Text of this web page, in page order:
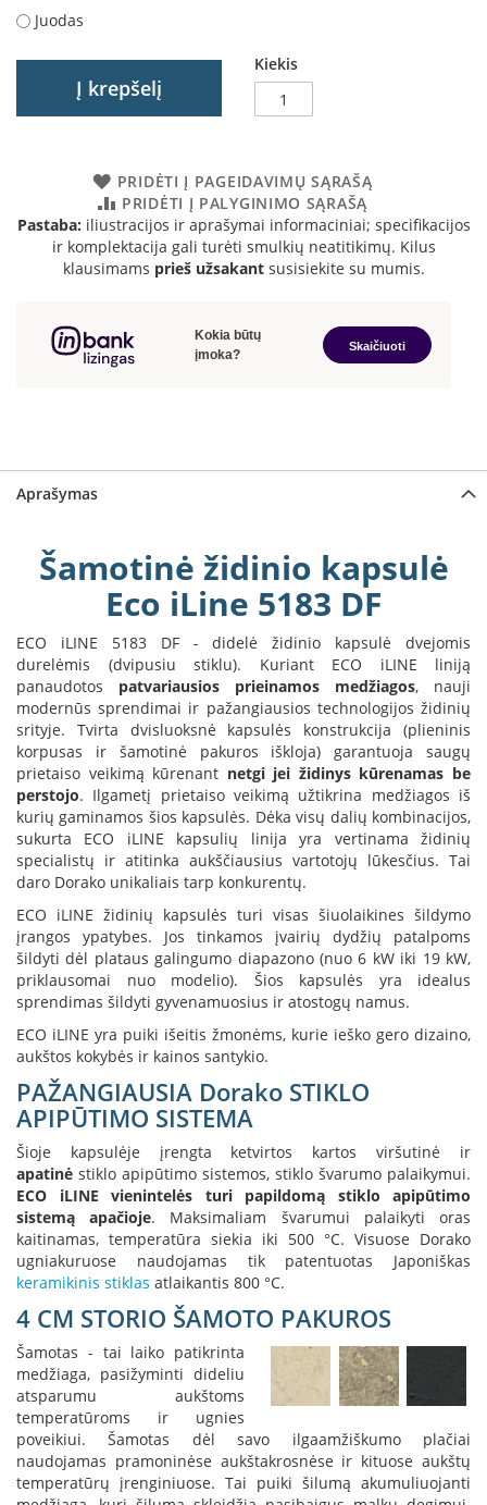
c
a
e
s
ø
i
H
e
t
a
E
l
e
k
t
r
i
n
i
a
i
ž
i
d
i
n
i
a
i
O
r
t
a
k
i
i
i
r
į
r
a
n
g
a
Juodas
Kiekis
Į krepšelį
PRIDĖTI Į PAGEIDAVIMŲ SĄRAŠĄ
PRIDĖTI Į PALYGINIMO SĄRAŠĄ
Pastaba: iliustracijos ir aprašymai informaciniai; specifikacijos
ir komplektacija gali turėti smulkių neatitikimų. Kilus
klausimams prieš užsakantsusisiekite su mumis.
Aprašymas
Šamotinė židinio kapsulė
Eco iLine 5183 DF
ECO iLINE 5183 DF - didelė židinio kapsulė dvejomis
durelėmis (dvipusiu stiklu). Kuriant ECO iLINE liniją
panaudotos patvariausios prieinamos medžiagos, nauji
modernūs sprendimai ir pažangiausios technologijos židinių
srityje. Tvirta dvisluoksnė kapsulės konstrukcija (plieninis
korpusas ir šamotinė pakuros iškloja) garantuoja saugų
prietaiso veikimą kūrenant netgi jei židinys kūrenamas be
perstojo. Ilgametį prietaiso veikimą užtikrina medžiagos iš
kurių gaminamos šios kapsulės. Dėka visų dalių kombinacijos,
sukurta ECO iLINE kapsulių linija yra vertinama židinių
specialistų ir atitinka aukščiausius vartotojų lūkesčius. Tai
daro Dorako unikaliais tarp konkurentų.
ECO iLINE židinių kapsulės turi visas šiuolaikines šildymo
įrangos ypatybes. Jos tinkamos įvairių dydžių patalpoms
šildyti dėl plataus galingumo diapazono (nuo 6 kW iki 19 kW,
priklausomai nuo modelio). Šios kapsulės yra idealus
sprendimas šildyti gyvenamuosius ir atostogų namus.
ECO iLINE yra puiki išeitis žmonėms, kurie ieško gero dizaino,
aukštos kokybės ir kainos santykio.
PAŽANGIAUSIA Dorako STIKLO
APIPŪTIMO SISTEMA
Šioje kapsulėje įrengta ketvirtos kartos viršutinė ir
apatinė stiklo apipūtimo sistemos, stiklo švarumo palaikymui.
ECO iLINE vienintelės turi papildomą stiklo apipūtimo
sistemą apačioje. Maksimaliam švarumui palaikyti oras
kaitinamas, temperatūra siekia iki 500 °C. Visuose Dorako
ugniakuruose naudojamas tik patentuotas Japoniškas
keramikinis stiklas atlaikantis 800 °C.
4 CM STORIO ŠAMOTO PAKUROS
Šamotas - tai laiko patikrinta
medžiaga, pasižyminti dideliu
atsparumu aukštoms
temperatūroms ir ugnies
poveikiui. Šamotas dėl savo ilgaamžiškumo plačiai
naudojamas pramoninėse aukštakrosnėse ir kituose aukštų
temperatūrų įrenginiuose. Tai puiki šilumą akumuliuojanti